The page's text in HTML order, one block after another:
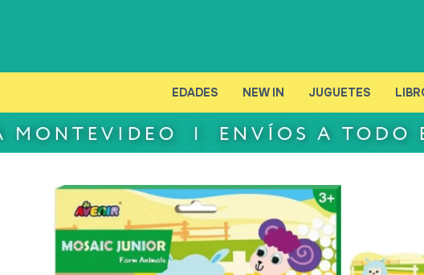
EDADES NEW IN JUGUETES